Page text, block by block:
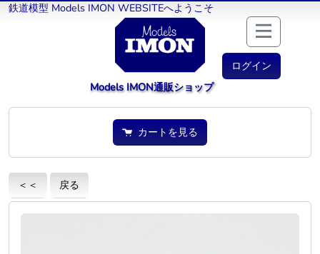
鉄道模型 Models IMON WEBSITEへようこそ
ログイン
Models IMON通販ショップ
カートを見る
＜＜ 戻る